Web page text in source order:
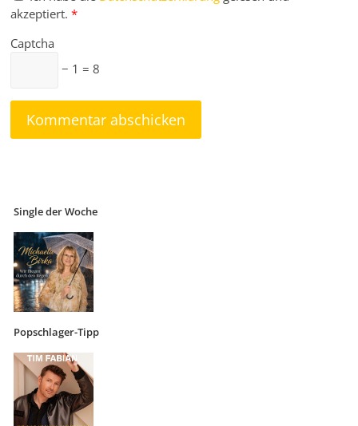
akzeptiert. *
Captcha
− 1 = 8
Single der Woche
Popschlager-Tipp